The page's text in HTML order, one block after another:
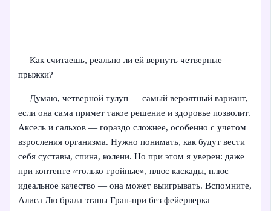
— Как считаешь, реально ли ей вернуть четверные
прыжки?
— Думаю, четверной тулуп — самый вероятный вариант,
если она сама примет такое решение и здоровье позволит.
Аксель и сальхов — гораздо сложнее, особенно с учетом
взросления организма. Нужно понимать, как будут вести
себя суставы, спина, колени. Но при этом я уверен: даже
при контенте «только тройные», плюс каскады, плюс
идеальное качество — она может выигрывать. Вспомните,
Алиса Лю брала этапы Гран-при без фейерверка